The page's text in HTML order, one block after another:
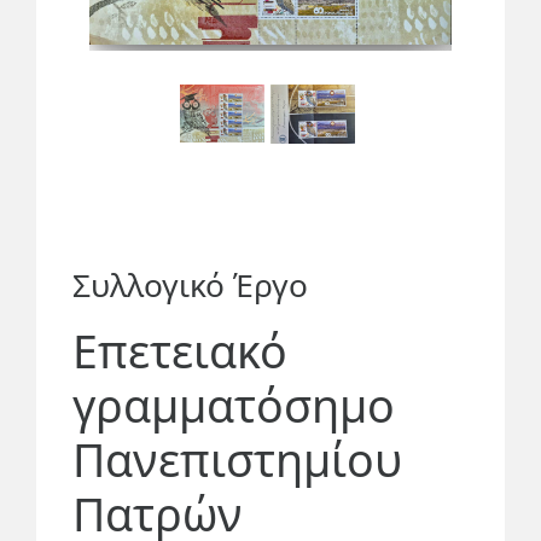
Συλλογικό Έργο
Επετειακό
γραμματόσημο
Πανεπιστημίου
Πατρών